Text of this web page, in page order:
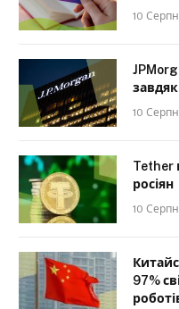
10
10
Tether
росіян
10
97%